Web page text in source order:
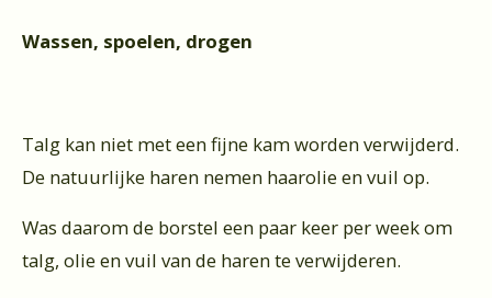
Wassen, spoelen, drogen
Talg kan niet met een fijne kam worden verwijderd.
De natuurlijke haren nemen haarolie en vuil op.
Was daarom de borstel een paar keer per week om
talg, olie en vuil van de haren te verwijderen.